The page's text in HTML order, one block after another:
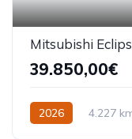
Mitsubishi
39.850,00€
2026 4.227